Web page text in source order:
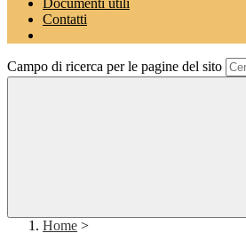
Documenti utili
Contatti
Campo di ricerca per le pagine del sito
Home >